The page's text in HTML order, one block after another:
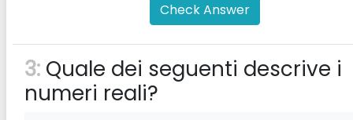
Check Answer
3: Quale dei seguenti descrive i
numeri reali?